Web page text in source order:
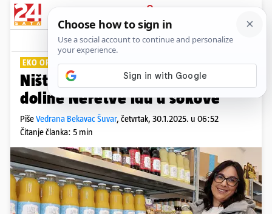
PRIJAVA
Lifestyle Komentari
EKO OPG PLUS+
Ništa se ne baca: Mandarine iz
doline Neretve idu u sokove
PišeVedrana Bekavac Šuvar, četvrtak, 30.1.2025. u 06:52
Čitanje članka: 5 min